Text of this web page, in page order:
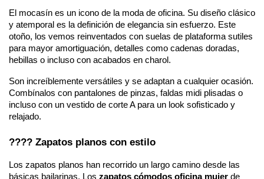
El mocasín es un icono de la moda de oficina. Su diseño clásico
y atemporal es la definición de elegancia sin esfuerzo. Este
otoño, los vemos reinventados con suelas de plataforma sutiles
para mayor amortiguación, detalles como cadenas doradas,
hebillas o incluso con acabados en charol.
Son increíblemente versátiles y se adaptan a cualquier ocasión.
Combínalos con pantalones de pinzas, faldas midi plisadas o
incluso con un vestido de corte A para un look sofisticado y
relajado.
???? Zapatos planos con estilo
Los zapatos planos han recorrido un largo camino desde las
básicas bailarinas. Los zapatos cómodos oficina mujer de